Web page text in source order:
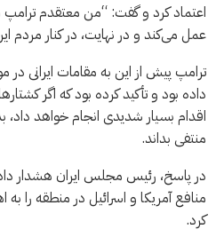
اعتماد کرد و گفت: “من معتقدم
عمل می‌کند و در نهایت، در کنار مردم
ترامپ پیش از این به مقامات ایرانی
داده بود و تأکید کرده بود که اگر
اقدام بسیار شدیدی انجام خواهد داد،
منتفی بداند.
در پاسخ، رئیس مجلس ایران هشدار داد
منافع آمریکا و اسرائیل در منطقه را
کرد.